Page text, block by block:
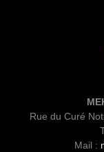
Rue du Curé
Mail :